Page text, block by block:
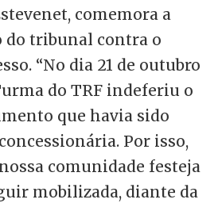
comemora a
do tribunal contra o
“No dia 21 de outubro
do TRF indeferiu o
que havia sido
Por isso,
comunidade festeja
mobilizada, diante da